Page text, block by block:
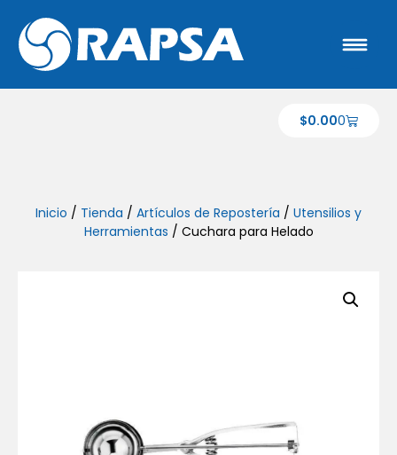
$0.000
Inicio / Tienda / Artículos de Repostería / Utensilios y
Herramientas / Cuchara para Helado